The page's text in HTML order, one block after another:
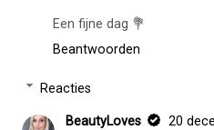
Een fijne dag 💐
Beantwoorden
Reacties
BeautyLoves
20